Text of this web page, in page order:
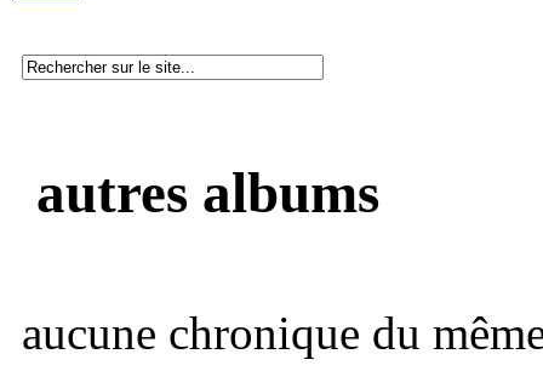
autres albums
aucune chronique du